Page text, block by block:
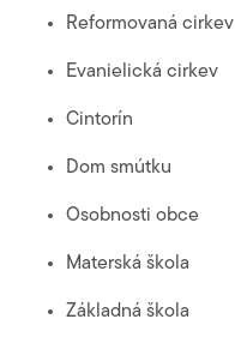
Reformovaná cirkev
Evanielická cirkev
Cintorín
Dom smútku
Osobnosti obce
Materská škola
Základná škola